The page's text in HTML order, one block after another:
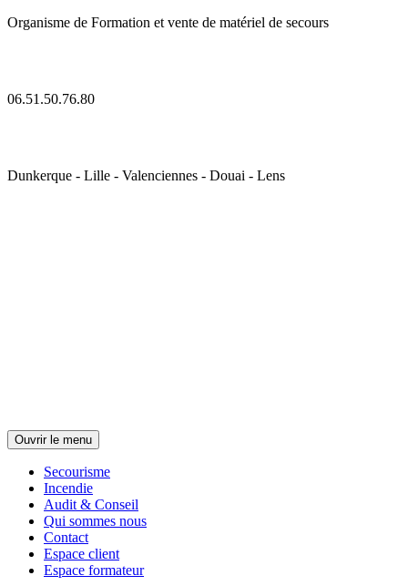
Organisme de Formation et vente de matériel de secours
06.51.50.76.80
Dunkerque - Lille - Valenciennes - Douai - Lens
Ouvrir le menu
Secourisme
Incendie
Audit & Conseil
Qui sommes nous
Contact
Espace client
Espace formateur